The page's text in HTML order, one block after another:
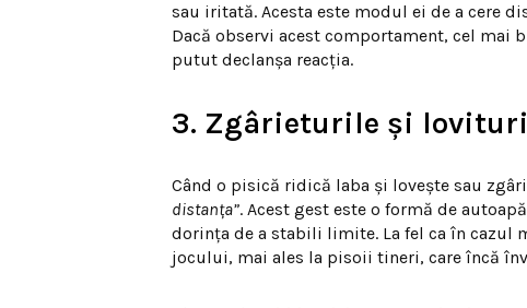
sau iritată. Acesta este modul ei de a cere
Dacă observi acest comportament, cel mai
putut declanșa reacția.
3. Zgârieturile și
Când o pisică ridică laba și lovește sau
distanța”. Acest gest este o formă de
dorința de a stabili limite. La fel ca în
jocului, mai ales la pisoii tineri, care încă